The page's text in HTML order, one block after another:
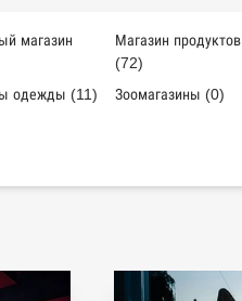
магазин
Магазин продуктов
(72)
одежды (11) Зоомагазины (0)